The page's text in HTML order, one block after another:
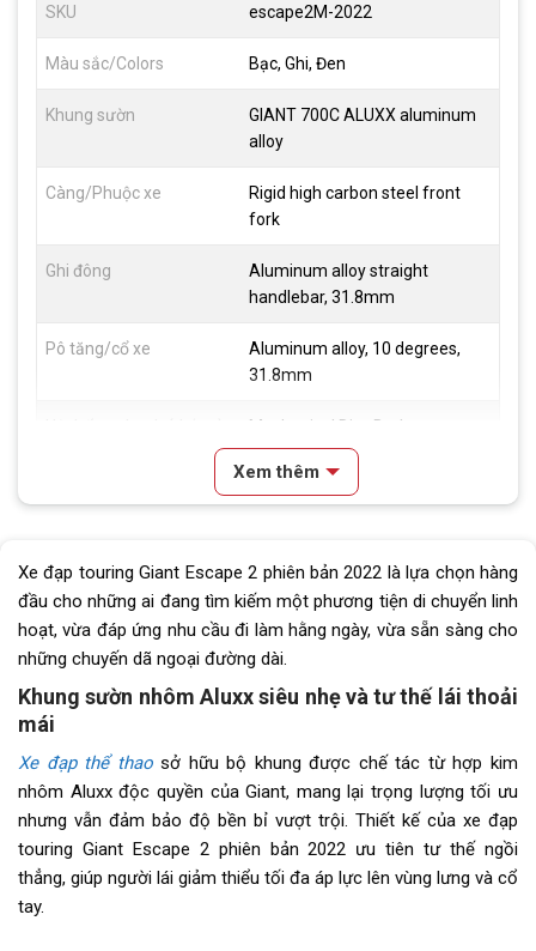
SKU escape2M-2022
Màu sắc/Colors Bạc, Ghi, Đen
Khung sườn
GIANT 700C ALUXX aluminum
alloy
Càng/Phuộc xe
Rigid high carbon steel front
fork
Ghi đông
Aluminum alloy straight
handlebar, 31.8mm
Pô tăng/cổ xe
Aluminum alloy, 10 degrees,
31.8mm
Mechanical Disc Brake
Aluminum alloy disc brake hub
Lốp xe GIANT S-X3, 700x35C
Tay đề Shimano ST-EF41 3×7
Tăng tốc trước (Gạt
đĩa)
Shimano Tourney
Tăng tốc sau (Gạt líp) Shimano Tourney RD-TY500
Đùi đĩa 48/38/28T
Dĩa Shimano MF-TZ500-7, 14-34T
Xem thêm
Xe đạp touring Giant Escape 2 phiên bản 2022 là lựa chọn hàng
đầu cho những ai đang tìm kiếm một phương tiện di chuyển linh
hoạt, vừa đáp ứng nhu cầu đi làm hằng ngày, vừa sẵn sàng cho
những chuyến dã ngoại đường dài.
Khung sườn nhôm Aluxx siêu nhẹ và tư thế lái thoải
mái
Xe đạp thể thaosở hữu bộ khung được chế tác từ hợp kim
nhôm Aluxx độc quyền của Giant, mang lại trọng lượng tối ưu
nhưng vẫn đảm bảo độ bền bỉ vượt trội. Thiết kế của xe đạp
touring Giant Escape 2 phiên bản 2022 ưu tiên tư thế ngồi
thẳng, giúp người lái giảm thiểu tối đa áp lực lên vùng lưng và cổ
tay.